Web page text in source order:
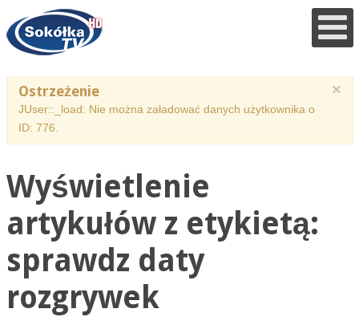
×
Ostrzeżenie
JUser::_load: Nie można załadować danych użytkownika o
ID: 776.
Wyświetlenie
artykułów z etykietą:
sprawdz daty
rozgrywek